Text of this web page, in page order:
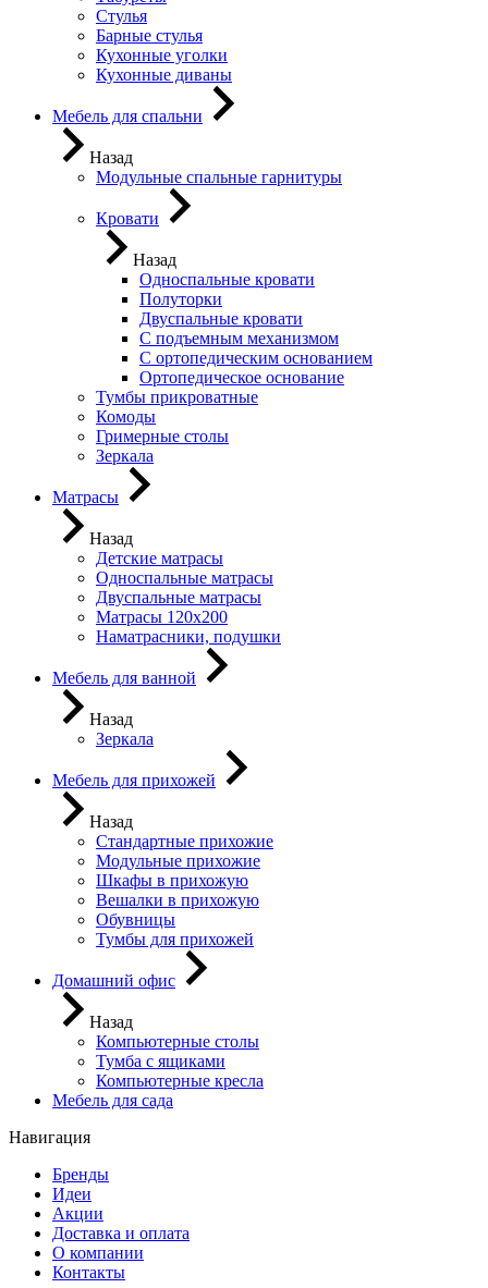
Стулья
Барные стулья
Кухонные уголки
Кухонные диваны
Мебель для спальни
Назад
Модульные спальные гарнитуры
Кровати
Назад
Односпальные кровати
Полуторки
Двуспальные кровати
С подъемным механизмом
С ортопедическим основанием
Ортопедическое основание
Тумбы прикроватные
Комоды
Гримерные столы
Зеркала
Матрасы
Назад
Детские матрасы
Односпальные матрасы
Двуспальные матрасы
Матрасы 120х200
Наматрасники, подушки
Мебель для ванной
Назад
Зеркала
Мебель для прихожей
Назад
Стандартные прихожие
Модульные прихожие
Шкафы в прихожую
Вешалки в прихожую
Обувницы
Тумбы для прихожей
Домашний офис
Назад
Компьютерные столы
Тумба с ящиками
Компьютерные кресла
Мебель для сада
Навигация
Бренды
Идеи
Акции
Доставка и оплата
О компании
Контакты